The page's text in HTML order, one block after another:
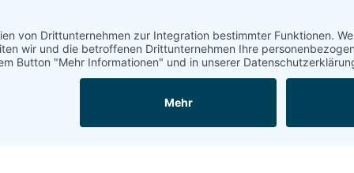
Mail-
Adresse
Bitte rechnen Sie 1 plus 8.